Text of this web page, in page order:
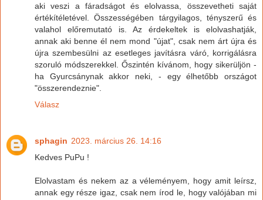
aki veszi a fáradságot és elolvassa, összevetheti saját
értékítéletével. Összességében tárgyilagos, tényszerű és
valahol előremutató is. Az érdekeltek is elolvashatják,
annak aki benne él nem mond "újat", csak nem árt újra és
újra szembesülni az esetleges javításra váró, korrigálásra
szoruló módszerekkel. Őszintén kívánom, hogy sikerüljön -
ha Gyurcsánynak akkor neki, - egy élhetőbb országot
"összerendeznie".
Válasz
sphagin 2023. március 26. 14:16
Kedves PuPu !
Elolvastam és nekem az a véleményem, hogy amit leírsz,
annak egy része igaz, csak nem írod le, hogy valójában mi